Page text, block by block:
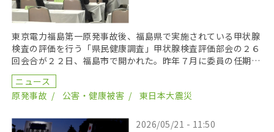
東京電力福島第一原発事故後、福島県で実施されている甲状腺
検査の評価を行う「県民健康調査」甲状腺検査評価部会の２６
回会合が２２日、福島市で開かれた。昨年７月に委員の任期を
終え、委員が改選されてから初の開催となり、鈴木元保内 […]
ニュース
原発事故
公害・健康被害 東日本大震災
2026/05/21 - 11:50